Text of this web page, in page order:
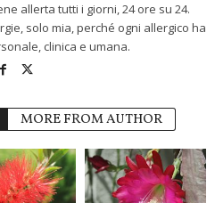
allerta tutti i giorni, 24 ore su 24.
solo mia, perché ogni allergico ha
clinica e umana.
MORE FROM AUTHOR